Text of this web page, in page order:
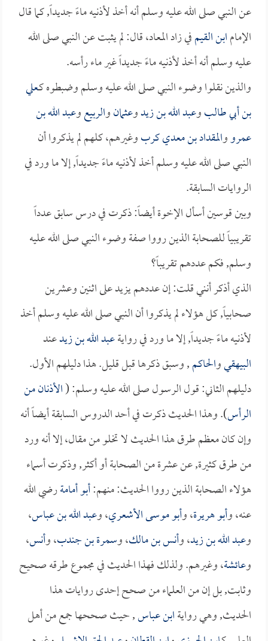
عن النبي صلى الله عليه وسلم أنه أخذ لأذنيه ماءً جديداً, كما قال
الإمامابن القيمفي زاد المعاد، قال: لم يثبت عن النبي صلى الله
عليه وسلم أنه أخذ لأذنيه ماءً جديداً غير ماء رأسه.
والذين نقلوا وضوء النبي صلى الله عليه وسلم وضبطوه كـعلي
بن أبي طالبوعبد الله بن زيدوعثمانوالربيعوعبد الله بن
عمرووالمقداد بن معدي كربوغيرهم، كلهم لم يذكروا أن
النبي صلى الله عليه وسلم أخذ لأذنيه ماءً جديداً, إلا ما ورد في
الروايات السابقة.
وبين قوسين أسأل الإخوة أيضاً: ذكرت في درس سابق عدداً
تقريبياً للصحابة الذين رووا صفة وضوء النبي صلى الله عليه
وسلم, فكم عددهم تقريباً؟
الذي أذكر أنني قلت: إن عددهم يزيد على اثنين وعشرين
صحابياً, كل هؤلاء لم يذكروا أن النبي صلى الله عليه وسلم أخذ
لأذنيه ماءً جديداً, إلا ما ورد في روايةعبد الله بن زيدعند
البيهقيوالحاكم, وسبق ذكرها قبل قليل. هذا دليلهم الأول.
دليلهم الثاني: قول الرسول صلى الله عليه وسلم: (الأذنان من
الرأس). وهذا الحديث ذكرت في أحد الدروس السابقة أيضاً أنه
وإن كان معظم طرق هذا الحديث لا تخلو من مقال، إلا أنه ورد
من طرق كثيرة, عن عشرة من الصحابة أو أكثر, وذكرت أسماء
هؤلاء الصحابة الذين رووا الحديث: منهم:أبو أمامةرضي الله
عنه، وأبو هريرة، وأبو موسى الأشعري، وعبد الله بن عباس،
وعبد الله بن زيد، وأنس بن مالك، وسمرة بن جندب، وأنس،
وعائشة، وغيرهم. ولذلك فهذا الحديث في مجموع طرقه صحيح
وثابت, بل إن من العلماء من صحح إحدى روايات هذا
الحديث, وهي روايةابن عباس, حيث صححها جمع من أهل